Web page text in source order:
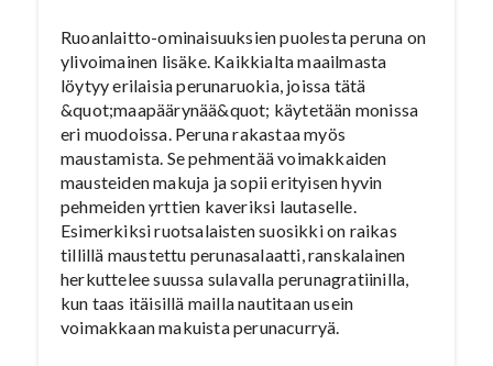
Ruoanlaitto-ominaisuuksien puolesta peruna on
ylivoimainen lisäke. Kaikkialta maailmasta
löytyy erilaisia perunaruokia, joissa tätä
&quot;maapäärynää&quot; käytetään monissa
eri muodoissa. Peruna rakastaa myös
maustamista. Se pehmentää voimakkaiden
mausteiden makuja ja sopii erityisen hyvin
pehmeiden yrttien kaveriksi lautaselle.
Esimerkiksi ruotsalaisten suosikki on raikas
tillillä maustettu perunasalaatti, ranskalainen
herkuttelee suussa sulavalla perunagratiinilla,
kun taas itäisillä mailla nautitaan usein
voimakkaan makuista perunacurryä.